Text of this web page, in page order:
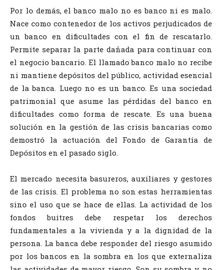
Por lo demás, el banco malo no es banco ni es malo.
Nace como contenedor de los activos perjudicados de
un banco en dificultades con el fin de rescatarlo.
Permite separar la parte dañada para continuar con
el negocio bancario. El llamado banco malo no recibe
ni mantiene depósitos del público, actividad esencial
de la banca. Luego no es un banco. Es una sociedad
patrimonial que asume las pérdidas del banco en
dificultades como forma de rescate. Es una buena
solución en la gestión de las crisis bancarias como
demostró la actuación del Fondo de Garantía de
Depósitos en el pasado siglo.
El mercado necesita basureros, auxiliares y gestores
de las crisis. El problema no son estas herramientas
sino el uso que se hace de ellas. La actividad de los
fondos buitres debe respetar los derechos
fundamentales a la vivienda y a la dignidad de la
persona. La banca debe responder del riesgo asumido
por los bancos en la sombra en los que externaliza